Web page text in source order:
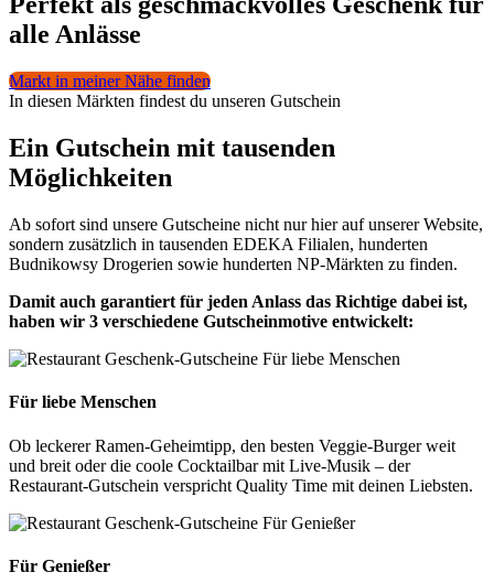
alle Anlässe
Markt in meiner Nähe finden
In diesen Märkten findest du unseren Gutschein
Ein Gutschein mit tausenden
Möglichkeiten
Ab sofort sind unsere Gutscheine nicht nur hier auf unserer Website,
sondern zusätzlich in tausenden EDEKA Filialen, hunderten
Budnikowsy Drogerien sowie hunderten NP-Märkten zu finden.
Damit auch garantiert für jeden Anlass das Richtige dabei ist,
haben wir 3 verschiedene Gutscheinmotive entwickelt:
Für liebe Menschen
Ob leckerer Ramen-Geheimtipp, den besten Veggie-Burger weit
und breit oder die coole Cocktailbar mit Live-Musik – der
Restaurant-Gutschein verspricht Quality Time mit deinen Liebsten.
Für Genießer